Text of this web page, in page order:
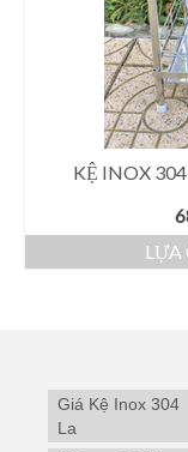
Giá Kệ
Giá Kệ Inox
KỆ INOX
LỰA
Giá Kệ Inox 304
La